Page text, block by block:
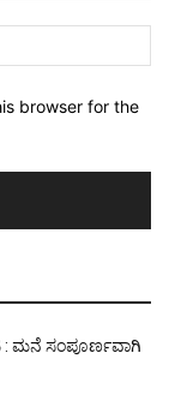
browser for the
: ಮನೆ ಸಂಪೂರ್ಣವಾಗಿ